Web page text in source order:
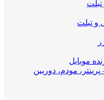
و تبلت
موبایل
پرینتر، مودم، دوربین